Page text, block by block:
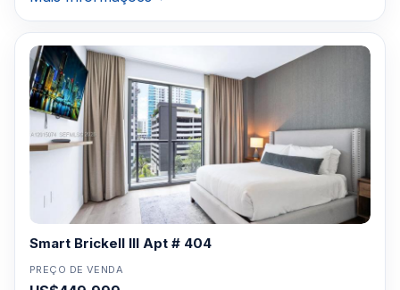
Smart Brickell III Apt # 404
PREÇO DE VENDA